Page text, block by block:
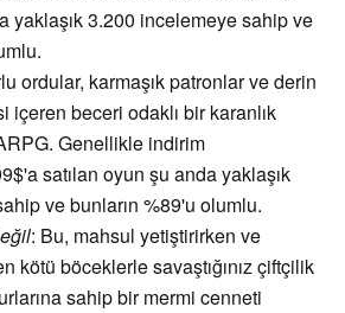
yaklaşık 3.200 incelemeye sahip ve
ordular, karmaşık patronlar ve derin
içeren beceri odaklı bir karanlık
Genellikle indirim
satılan oyun şu anda yaklaşık
ve bunların %89'u olumlu.
: Bu, mahsul yetiştirirken ve
kötü böceklerle savaştığınız çiftçilik
sahip bir mermi cenneti